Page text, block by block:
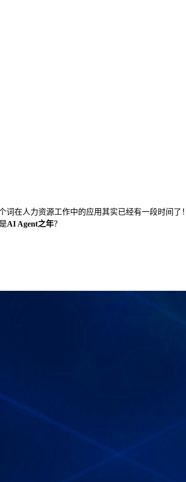
在人力资源工作中的应用其实已经有一段时间了！
AI Agent之年？